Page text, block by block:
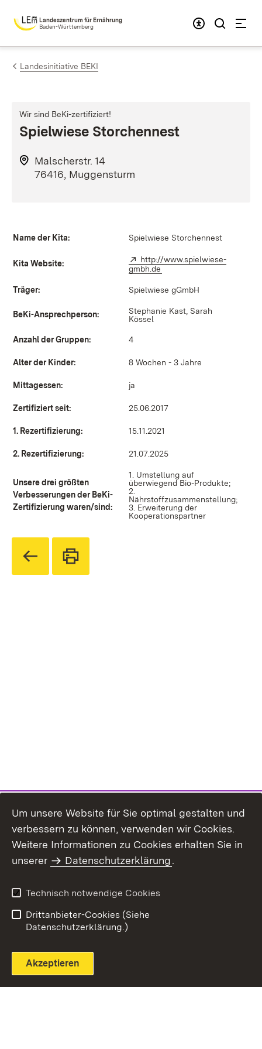
Zum Inhalt springen
Landeszentrum für Ernährung
Baden-Württemberg
Landesinitiative BEKI
Wir sind BeKi-zertifiziert!
Spielwiese Storchennest
Malscherstr. 14
76416, Muggensturm
Name der Kita: Spielwiese Storchennest
Kita Website: Extern:
http://www.spielwiese-
gmbh.de
Träger: Spielwiese gGmbH
BeKi-Ansprechperson:
Stephanie Kast, Sarah
Kössel
Anzahl der Gruppen: 4
Alter der Kinder: 8 Wochen - 3 Jahre
Mittagessen: ja
Zertifiziert seit: 25.06.2017
1. Rezertifizierung: 15.11.2021
2. Rezertifizierung: 21.07.2025
Unsere drei größten
Verbesserungen der BeKi-
Zertifizierung waren/sind:
1. Umstellung auf
überwiegend Bio-Produkte;
2.
Nährstoffzusammenstellung;
3. Erweiterung der
Kooperationspartner
Themenübersicht
Um unsere Website für Sie optimal gestalten und
verbessern zu können, verwenden wir Cookies.
Weitere Informationen zu Cookies erhalten Sie in
unserer
Datenschutzerklärung.
Technisch notwendige Cookies
Drittanbieter-Cookies (Siehe
Datenschutzerklärung.)
Akzeptieren